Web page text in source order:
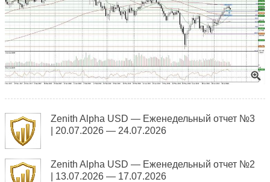
Zenith Alpha USD — Еженедельный отчет №3
| 20.07.2026 — 24.07.2026
Zenith Alpha USD — Еженедельный отчет №2
| 13.07.2026 — 17.07.2026